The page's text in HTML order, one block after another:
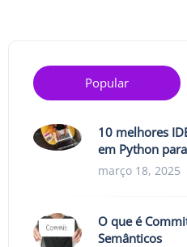
Popular
10 melhores
em Python
março 18, 2025
O que é
Semânticos